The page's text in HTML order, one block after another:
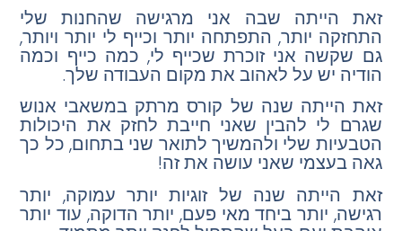
זאת הייתה שבה אני מרגישה שהחנות שלי
התחזקה יותר, התפתחה יותר וכייף לי יותר ויותר,
גם שקשה אני זוכרת שכייף לי, כמה כייף וכמה
הודיה יש על לאהוב את מקום העבודה שלך.
זאת הייתה שנה של קורס מרתק במשאבי אנוש
שגרם לי להבין שאני חייבת לחזק את היכולות
הטבעיות שלי ולהמשיך לתואר שני בתחום, כל כך
גאה בעצמי שאני עושה את זה!
זאת הייתה שנה של זוגיות יותר עמוקה, יותר
רגישה, יותר ביחד מאי פעם, יותר הדוקה, עוד יותר